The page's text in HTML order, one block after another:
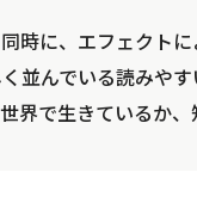
時に、エフェクト
並んでいる読みや
界で生きているか、